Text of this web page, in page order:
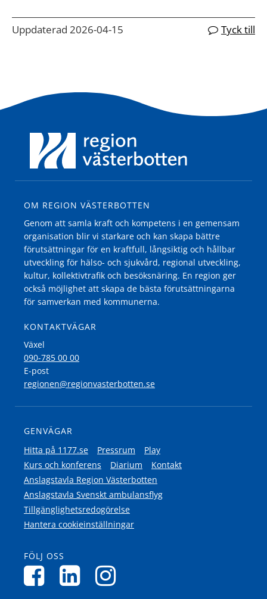
Uppdaterad 2026-04-15 Tyck till
OM REGION VÄSTERBOTTEN
Genom att samla kraft och kompetens i en gemensam
organisation blir vi starkare och kan skapa bättre
förutsättningar för en kraftfull, långsiktig och hållbar
utveckling för hälso- och sjukvård, regional utveckling,
kultur, kollektivtrafik och besöksnäring. En region ger
också möjlighet att skapa de bästa förutsättningarna
för samverkan med kommunerna.
KONTAKTVÄGAR
Växel
090-785 00 00
E-post
regionen@regionvasterbotten.se
GENVÄGAR
Hitta på 1177.se
Pressrum
Play
Kurs och konferens
Diarium
Kontakt
Anslagstavla Region Västerbotten
Anslagstavla Svenskt ambulansflyg
Tillgänglighetsredogörelse
Hantera cookieinställningar
FÖLJ OSS